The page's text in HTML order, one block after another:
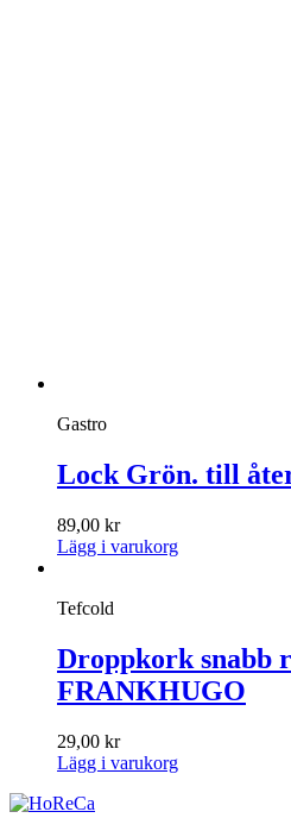
Gastro
Lock Grön. till
89,00 kr
Lägg i varukorg
Tefcold
Droppkork snabb
FRANKHUGO
29,00 kr
Lägg i varukorg